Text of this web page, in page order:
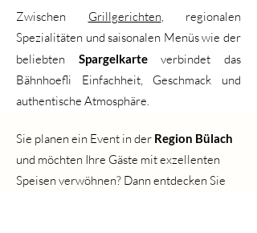
Zwischen Grillgerichten, regionalen
Spezialitäten und saisonalen Menüs wie der
beliebten Spargelkarteverbindet das
Bähnhoefli Einfachheit, Geschmack und
authentische Atmosphäre.
Sie planen ein Event in der Region Bülach
und möchten Ihre Gäste mit exzellenten
Speisen verwöhnen? Dann entdecken Sie